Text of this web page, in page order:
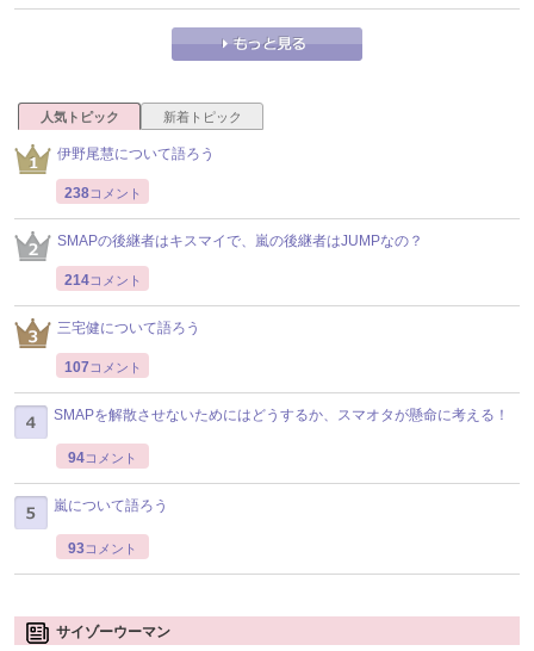
人気トピック 新着トピック
伊野尾慧について語ろう
238コメント
SMAPの後継者はキスマイで、嵐の後継者はJUMPなの？
214コメント
三宅健について語ろう
107 コメント
SMAPを解散させないためにはどうするか、スマオタが懸命に考える！
94コメント
嵐について語ろう
93コメント
サイゾーウーマン